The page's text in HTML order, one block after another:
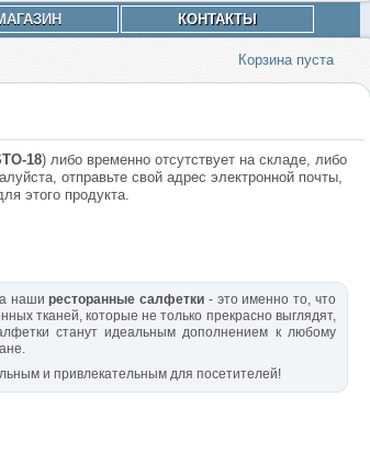
КОНТАКТЫ
Корзина пуста
18) либо временно отсутствует на складе, либо
отправьте свой адрес электронной почты,
этого продукта.
наширесторанные салфетки - это именно то, что
тканей, которые не только прекрасно выглядят,
станут идеальным дополнением к любому
и привлекательным для посетителей!